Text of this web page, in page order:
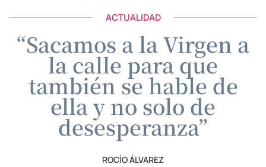
ACTUALIDAD
“Sacamos a la Virgen a
la calle para que
también se hable de
ella y no solo de
desesperanza”
ROCÍO ÁLVAREZ